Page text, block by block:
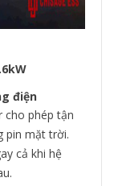
điện
cho phép tận
pin mặt trời.
cả khi hệ